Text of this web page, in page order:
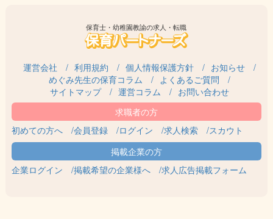
保育士・幼稚園教諭の求人・転職
運営会社 利用規約 個人情報保護方針
お知らせ
めぐみ先生の保育コラム
よくあるご質問
サイトマップ
運営コラム お問い合わせ
初めての方へ 会員登録 ログイン 求人検索 スカウト
企業ログイン 掲載希望の企業様へ 求人広告掲載フォーム